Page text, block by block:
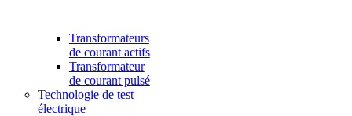
Transformateurs
de courant actifs
Transformateur
de courant pulsé
Technologie de test
électrique